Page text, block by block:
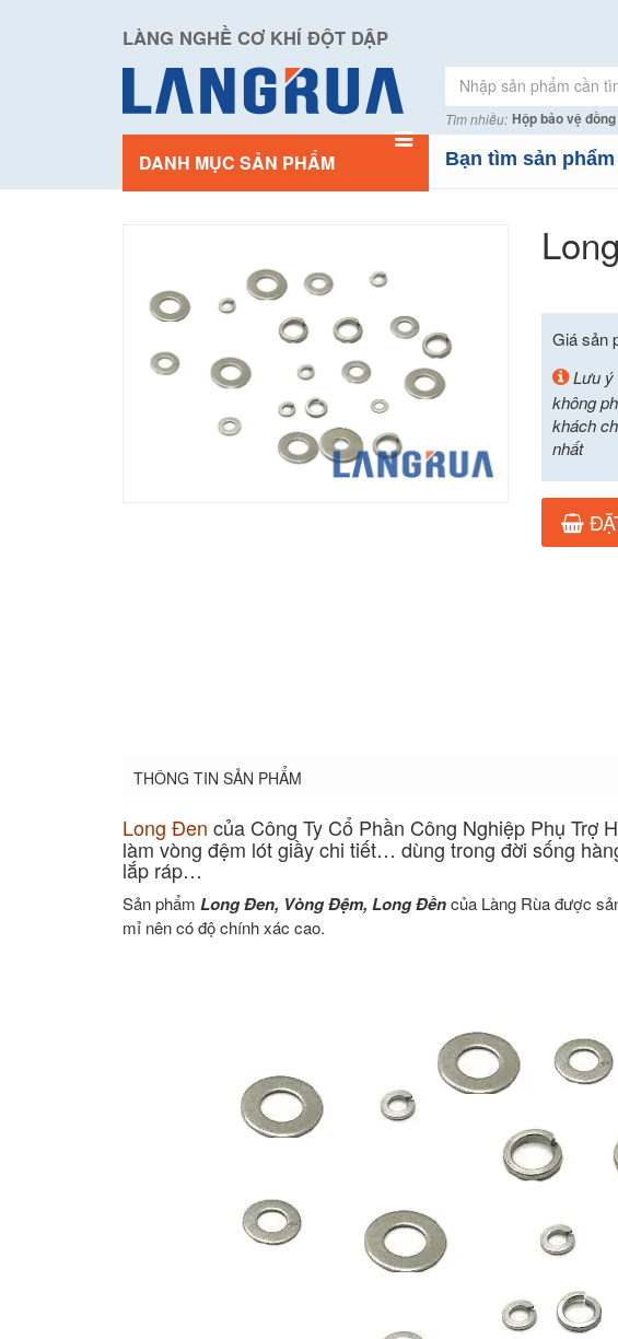
LÀNG NGHỀ CƠ KHÍ ĐỘT DẬP
Tìm nhiều: Hộp bảo vệ
DANH MỤC SẢN PHẨM Bạn tìm sản
Giá sản
Lưu ý
không
khách
nhất
THÔNG TIN SẢN PHẨM
Long Đen của Công Ty Cổ Phần Công Nghiệp Phụ Trợ
làm vòng đệm lót giầy chi tiết… dùng trong đời sống
lắp ráp…
Sản phẩm Long Đen, Vòng Đệm, Long Đềncủa Làng Rùa được
mỉ nên có độ chính xác cao.